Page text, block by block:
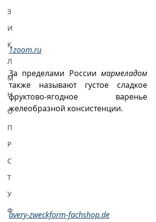
З
И
К
Л
М
Н
О
П
Р
С
Т
У
Ф
1zoom.ru
За пределами России мармеладом
также называют густое сладкое
фруктово-ягодное варенье
желеобразной консистенции.
avery-zweckform-fachshop.de